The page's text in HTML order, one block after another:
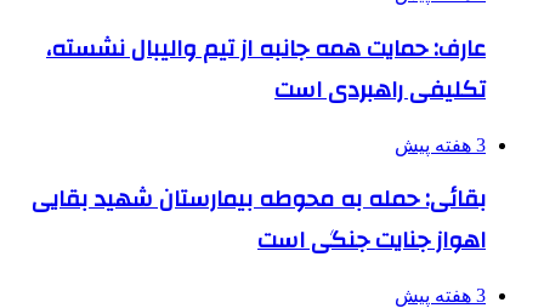
عارف: حمایت همه جانبه از تیم والیبال نشسته،
تکلیفی راهبردی است
3 هفته پیش
بقائی: حمله به محوطه بیمارستان شهید بقایی
اهواز جنایت جنگی است
3 هفته پیش